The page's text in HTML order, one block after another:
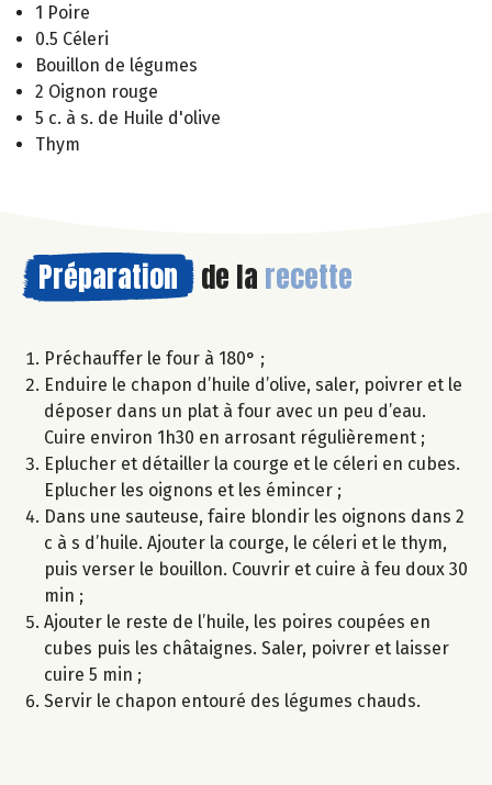
1 Poire
0.5 Céleri
Bouillon de légumes
2 Oignon rouge
5 c. à s. de Huile d'olive
Thym
Préparation de la recette
Préchauffer le four à 180° ;
Enduire le chapon d’huile d’olive, saler, poivrer et le
déposer dans un plat à four avec un peu d’eau.
Cuire environ 1h30 en arrosant régulièrement ;
Eplucher et détailler la courge et le céleri en cubes.
Eplucher les oignons et les émincer ;
Dans une sauteuse, faire blondir les oignons dans 2
c à s d’huile. Ajouter la courge, le céleri et le thym,
puis verser le bouillon. Couvrir et cuire à feu doux 30
min ;
Ajouter le reste de l’huile, les poires coupées en
cubes puis les châtaignes. Saler, poivrer et laisser
cuire 5 min ;
Servir le chapon entouré des légumes chauds.